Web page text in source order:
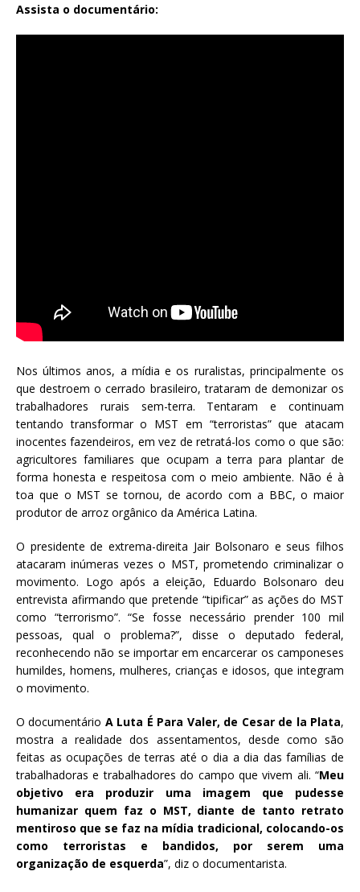
Assista o documentário:
Nos últimos anos, a mídia e os ruralistas, principalmente os
que destroem o cerrado brasileiro, trataram de demonizar os
trabalhadores rurais sem-terra. Tentaram e continuam
tentando transformar o MST em “terroristas” que atacam
inocentes fazendeiros, em vez de retratá-los como o que são:
agricultores familiares que ocupam a terra para plantar de
forma honesta e respeitosa com o meio ambiente. Não é à
toa que o MST se tornou, de acordo com a BBC, o maior
produtor de arroz orgânico da América Latina.
O presidente de extrema-direita Jair Bolsonaro e seus filhos
atacaram inúmeras vezes o MST, prometendo criminalizar o
movimento. Logo após a eleição, Eduardo Bolsonaro deu
entrevista afirmando que pretende “tipificar” as ações do MST
como “terrorismo”. “Se fosse necessário prender 100 mil
pessoas, qual o problema?”, disse o deputado federal,
reconhecendo não se importar em encarcerar os camponeses
humildes, homens, mulheres, crianças e idosos, que integram
o movimento.
O documentário A Luta É Para Valer, de Cesar de la Plata,
mostra a realidade dos assentamentos, desde como são
feitas as ocupações de terras até o dia a dia das famílias de
trabalhadoras e trabalhadores do campo que vivem ali. “Meu
objetivo era produzir uma imagem que pudesse
humanizar quem faz o MST, diante de tanto retrato
mentiroso que se faz na mídia tradicional, colocando-os
como terroristas e bandidos, por serem uma
organização de esquerda”, diz o documentarista.